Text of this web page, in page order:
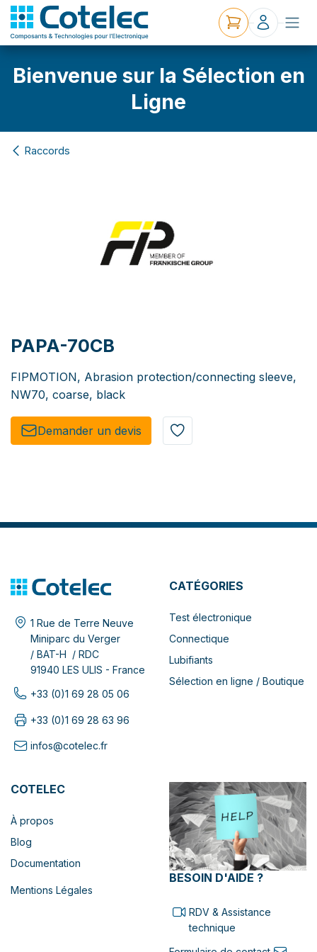
Bienvenue sur la Sélection en
Ligne
Raccords
PAPA-70CB
FIPMOTION, Abrasion protection/connecting sleeve,
NW70, coarse, black
Demander un de​​vis​​
1 Rue de Terre Neuve
Miniparc du Verger
/ BAT-H / RDC
91940 LES ULIS - France
+33 (0)1 69 28 05 06
+33 (0)1 69 28 63 96
infos@cotelec.fr
CATÉGORIES
Test électronique
Connectique
Lubifiants
Sélection en ligne / Boutique
COTELEC
À propos
Blog
Documentation
Mentions Légales
BESOIN D'AIDE ?
RDV & Assistance
technique